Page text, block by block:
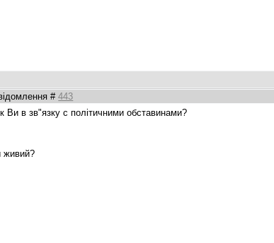
#443
в зв"язку с політичними обставинами?
живий?